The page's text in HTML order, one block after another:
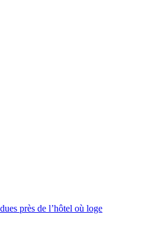
près de l’hôtel où loge